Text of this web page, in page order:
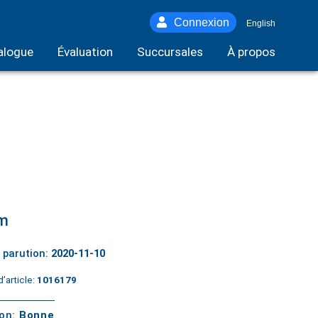
Connexion English
Évaluation Succursales À propos
parution: 2020-11-10
1016179
Bonne